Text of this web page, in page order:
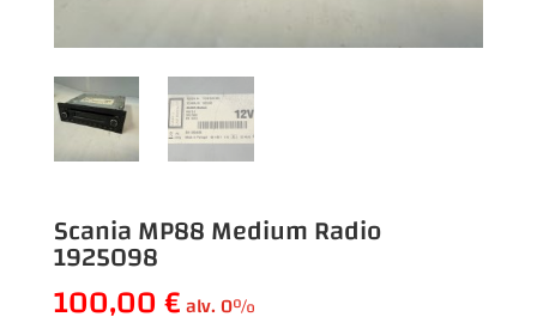
Scania MP88 Medium Radio
1925098
100,00€alv. 0%